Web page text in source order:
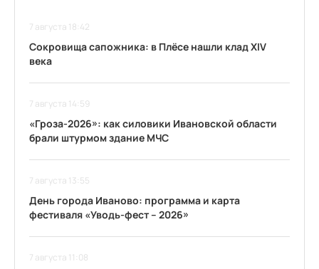
7 августа 18:42
Сокровища сапожника: в Плёсе нашли клад XIV
века
7 августа 14:59
«Гроза-2026»: как силовики Ивановской области
брали штурмом здание МЧС
7 августа 13:55
День города Иваново: программа и карта
фестиваля «Уводь-фест – 2026»
7 августа 11:08